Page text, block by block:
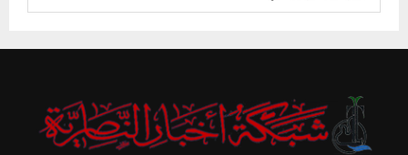
e
R